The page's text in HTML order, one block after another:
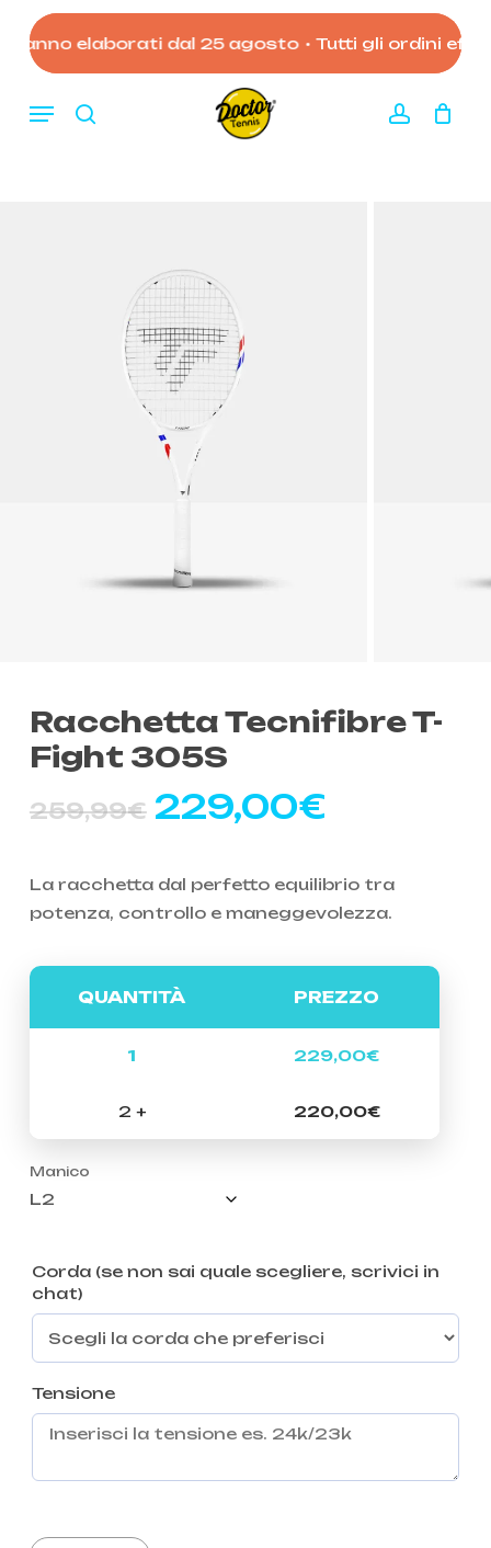
main
elaborati dal 25 agosto • Tutti gli ordini
search account
Menu
Carrello Close
Cart
Racchetta Tecnifibre T-
Fight 305S
259,99€ 229,00€
La racchetta dal perfetto equilibrio tra
potenza, controllo e maneggevolezza.
QUANTITÀ PREZZO
1 229,00€
2 + 220,00€
Manico
Corda (se non sai quale scegliere, scrivici in
chat)
Tensione